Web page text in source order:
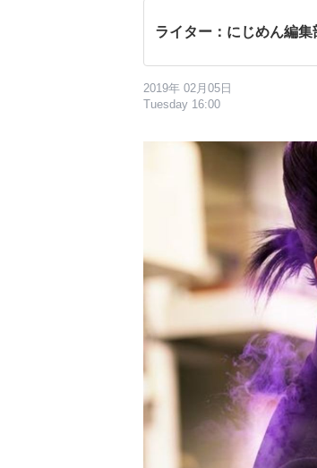
ライター：にじめん編集
2019年 02月05日
Tuesday 16:00